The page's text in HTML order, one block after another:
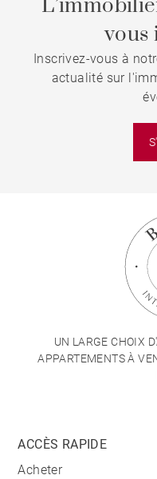
vous
Inscrivez-vous à
actualité sur
UN LARGE CHOIX
APPARTEMENTS À
ACCÈS RAPIDE
Acheter